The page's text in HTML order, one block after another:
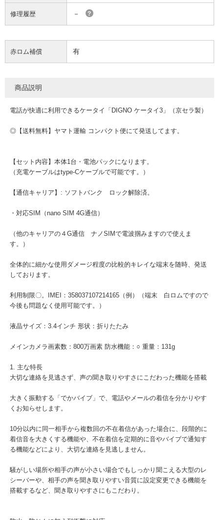
修理履歴 － ?
赤ロム補償 有
商品説明
電話が快適に利用できるケータイ「DIGNO ケータイ3」（京セラ製）
◎【送料無料】ヤマト運輸 コンパクト便にて発送してます。
【セット内容】本体1台・電池パックになります。
（充電ケーブルはtype-Cケーブルで可能です。）
【通信キャリア】: ソフトバンク ロック解除済。
・対応SIM（nano SIM 4G通信）
（他のキャリアの４G通信 ナノSIMで電波掴みますので使えま
す。）
全体的に細かな使用ダメージ程度の比較的キレイな端末を随時、発送
しております。
利用制限〇。IMEI：358037107214165（例）（端末 白ロムですので
今後も問題なく使用可能です。）
液晶サイズ：3.4インチ 形状：折りたたみ
メインカメラ画素数：800万画素 防水機能：○ 重量：131g
1. 主な特長
大切な連絡を見逃さず、声の聞き取りやすさにこだわった機能を搭載
大きく振動する「でかバイブ」で、電話やメールの着信を分かりやす
くお知らせします。
10分以内に同一相手から複数回の不在着信があった場合に、段階的に
着信音を大きくする機能や、不在着信を定期的に音やバイブで通知す
る機能などにより、大切な連絡を見逃しません。
騒がしい場所や相手の声が小さい場合でもしっかり聞こえる大型のレ
シーバーや、相手の声を聞き取りやすい音質に設定変更できる機能を
搭載するなど、聞き取りやすさにもこだわり。